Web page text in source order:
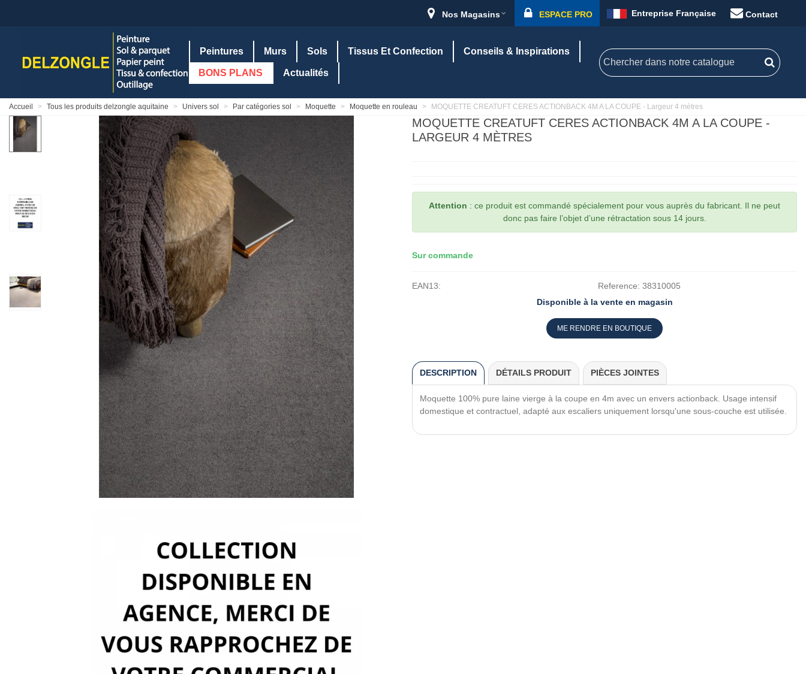
Nos Magasins ESPACE PRO Entreprise Française Contact
Peintures Murs Sols Tissus Et Confection Conseils & Inspirations
BONS PLANS Actualités
Accueil > Tous les produits delzongle aquitaine > Univers sol > Par catégories sol > Moquette > Moquette en rouleau > MOQUETTE CREATUFT CERES ACTIONBACK 4M A LA COUPE - Largeur 4 mètres
MOQUETTE CREATUFT CERES ACTIONBACK 4M A LA COUPE -
LARGEUR 4 MÈTRES
Attention : ce produit est commandé spécialement pour vous auprès du fabricant. Il ne peut
donc pas faire l’objet d’une rétractation sous 14 jours.
Sur commande
EAN13: Reference: 38310005
Disponible à la vente en magasin
ME RENDRE EN BOUTIQUE
DESCRIPTION DÉTAILS PRODUIT PIÈCES JOINTES
Moquette 100% pure laine vierge à la coupe en 4m avec un envers actionback. Usage intensif
domestique et contractuel, adapté aux escaliers uniquement lorsqu'une sous-couche est utilisée.